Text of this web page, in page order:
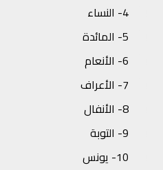
4- النساء
5- المائدة
6- الأنعام
7- الأعراف
8- الأنفال
9- التوبة
10- يونس